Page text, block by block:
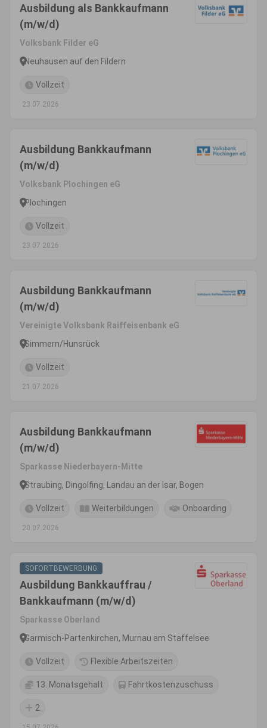
Ausbildung als Bankkaufmann
(m/w/d)
Volksbank Filder eG
Neuhausen auf den Fildern
Vollzeit
23.07.2026
Ausbildung Bankkaufmann
(m/w/d)
Volksbank Plochingen eG
Plochingen
Vollzeit
23.07.2026
Ausbildung Bankkaufmann
(m/w/d)
Vereinigte Volksbank Raiffeisenbank eG
Simmern/Hunsrück
Vollzeit
21.07.2026
Ausbildung Bankkaufmann
(m/w/d)
Sparkasse Niederbayern-Mitte
Straubing, Dingolfing, Landau an der Isar, Bogen
Vollzeit Weiterbildungen Onboarding
20.07.2026
SOFORTBEWERBUNG
Ausbildung Bankkauffrau /
Bankkaufmann (m/w/d)
Sparkasse Oberland
Garmisch-Partenkirchen, Murnau am Staffelsee
Vollzeit Flexible Arbeitszeiten
13. Monatsgehalt Fahrtkostenzuschuss
2